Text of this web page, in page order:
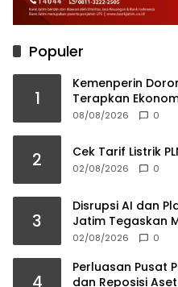
Populer
1
Kemenperin
Terapkan
Saing
08/08/2026 0
2 Cek Tarif Listrik
02/08/2026 0
3
Disrupsi AI dan
Jatim Tegaskan
Jaga Kredibilitas
02/08/2026 0
4
Perluasan Pusat
dan Reposisi